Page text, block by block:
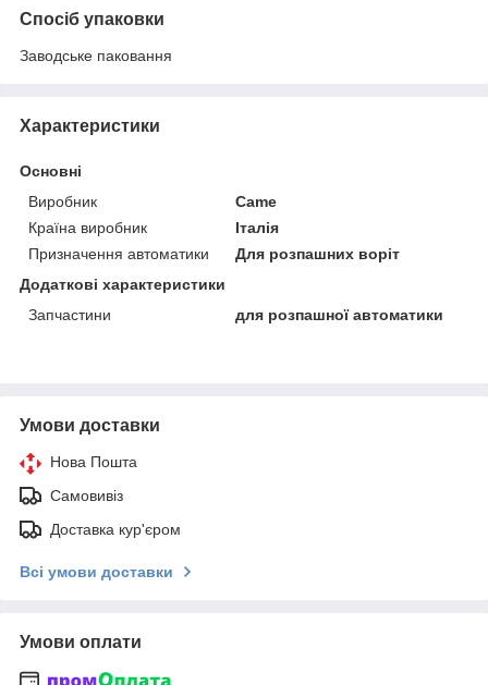
Спосіб упаковки
Заводське паковання
Характеристики
Основні
Виробник
Came
Країна виробник
Італія
Призначення автоматики
Для розпашних воріт
Додаткові характеристики
Запчастини
для розпашної автоматики
Умови доставки
Нова Пошта
Самовивіз
Доставка кур'єром
Всі умови доставки
Умови оплати